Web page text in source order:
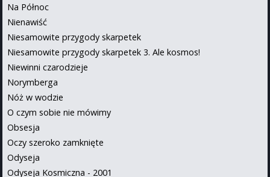
Na Północ
Nienawiść
Niesamowite przygody skarpetek
Niesamowite przygody skarpetek 3. Ale kosmos!
Niewinni czarodzieje
Norymberga
Nóż w wodzie
O czym sobie nie mówimy
Obsesja
Oczy szeroko zamknięte
Odyseja
Odyseja Kosmiczna - 2001